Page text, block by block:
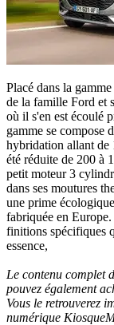
Placé dans la
de la famille Ford et
où il s'en est écoulé
gamme se compose
hybridation allant de
été réduite de 200 à
petit moteur 3
dans ses moutures
une prime
fabriquée en
finitions spécifiques
essence,
Le contenu complet
pouvez également
Vous le retrouverez
numérique